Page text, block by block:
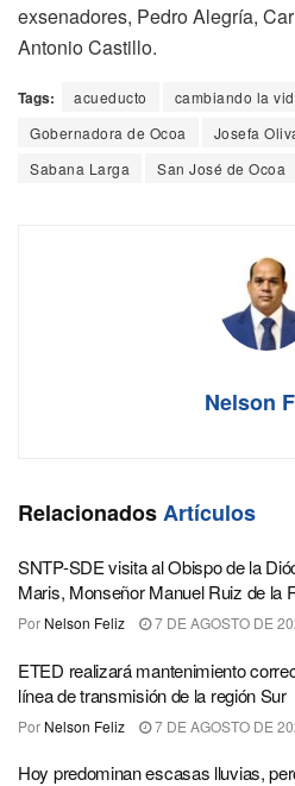
exsenadores, Pedro Alegría,
Antonio Castillo.
Tags: acueducto
cambiando la
Gobernadora de Ocoa
Josefa
Sabana Larga
San José de Ocoa
Nelson
RelacionadosArtículos
SNTP-SDE visita al Obispo de la
Maris, Monseñor Manuel Ruiz de la
Por Nelson Feliz 7 DE AGOSTO DE
ETED realizará mantenimiento
línea de transmisión de la región Sur
Por Nelson Feliz 7 DE AGOSTO DE
Hoy predominan escasas lluvias,